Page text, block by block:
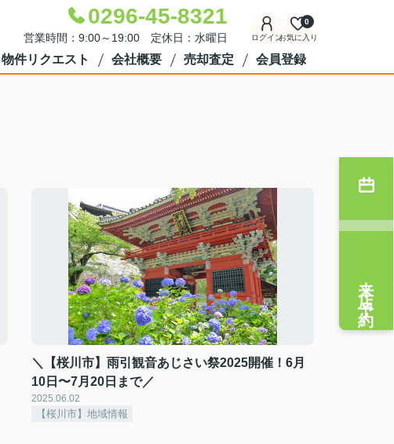
0296-45-8321
営業時間：9:00～19:00 定休日：水曜日 ログインお気に入り
0
物件リクエスト 会社概要 売却査定 会員登録
＼【桜川市】雨引観音あじさい祭2025開催！6月
10日〜7月20日まで／
2025.06.02
【桜川市】地域情報
来店予約